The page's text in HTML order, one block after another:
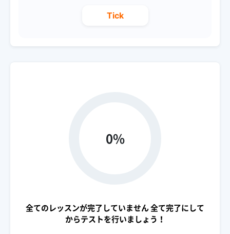
Tick
0%
全てのレッスンが完了していません全て完了にして
からテストを行いましょう！